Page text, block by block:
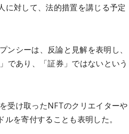
に対して、法的措置を講じる予定
ンシーは、反論と見解を表明し、
であり、「証券」ではないという
受け取ったNFTのクリエイターや
を寄付することも表明した。